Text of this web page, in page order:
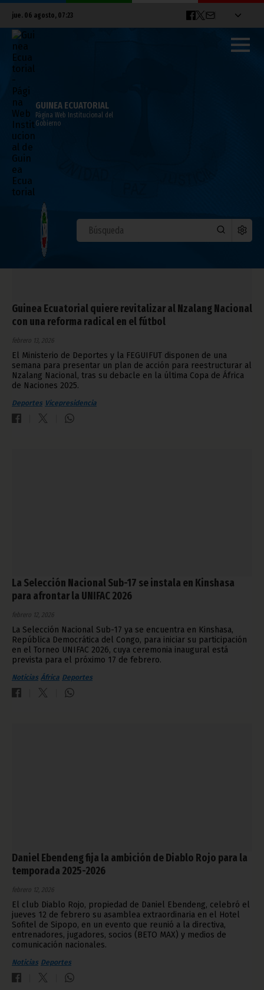
jue. 06 agosto, 07:23
GUINEA ECUATORIAL
Página Web Institucional del
Gobierno
DEPORTES
Guinea Ecuatorial quiere revitalizar al Nzalang Nacional
con una reforma radical en el fútbol
febrero 13, 2026
El Ministerio de Deportes y la FEGUIFUT disponen de una
semana para presentar un plan de acción para reestructurar al
Nzalang Nacional, tras su debacle en la última Copa de África
de Naciones 2025.
Deportes Vicepresidencia
La Selección Nacional Sub-17 se instala en Kinshasa
para afrontar la UNIFAC 2026
febrero 12, 2026
La Selección Nacional Sub-17 ya se encuentra en Kinshasa,
República Democrática del Congo, para iniciar su participación
en el Torneo UNIFAC 2026, cuya ceremonia inaugural está
prevista para el próximo 17 de febrero.
Noticias África Deportes
Daniel Ebendeng fija la ambición de Diablo Rojo para la
temporada 2025-2026
febrero 12, 2026
El club Diablo Rojo, propiedad de Daniel Ebendeng, celebró el
jueves 12 de febrero su asamblea extraordinaria en el Hotel
Sofitel de Sipopo, en un evento que reunió a la directiva,
entrenadores, jugadores, socios (BETO MAX) y medios de
comunicación nacionales.
Noticias Deportes